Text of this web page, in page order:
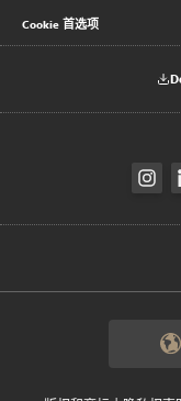
Cookie 首选项